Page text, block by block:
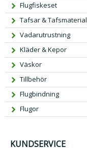
Flugfiskeset
Tafsar & Tafsmaterial
Vadarutrustning
Kläder & Kepor
Väskor
Tillbehör
Flugbindning
Flugor
KUNDSERVICE